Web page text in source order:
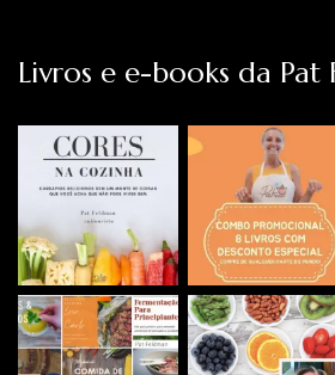
Livros e e-books da Pat